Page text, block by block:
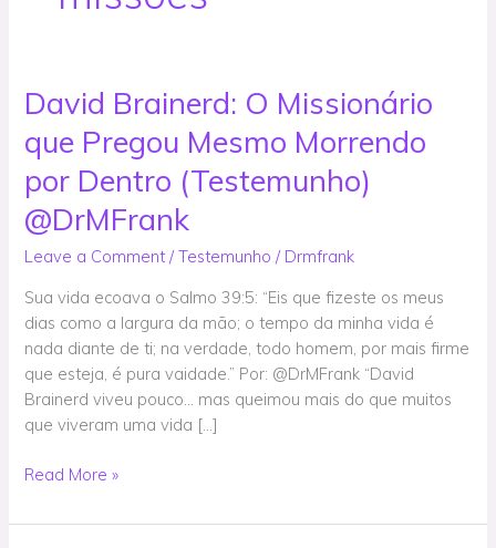
David Brainerd: O Missionário
que Pregou Mesmo Morrendo
por Dentro (Testemunho)
@DrMFrank
Leave a Comment /Testemunho / Drmfrank
Sua vida ecoava o Salmo 39:5: “Eis que fizeste os meus
dias como a largura da mão; o tempo da minha vida é
nada diante de ti; na verdade, todo homem, por mais firme
que esteja, é pura vaidade.” Por: @DrMFrank “David
Brainerd viveu pouco… mas queimou mais do que muitos
que viveram uma vida […]
David
Brainerd:
O
Missionário
que
Pregou
Mesmo
por
Dentro
(Testemunho)
@DrMFrank
Read More »